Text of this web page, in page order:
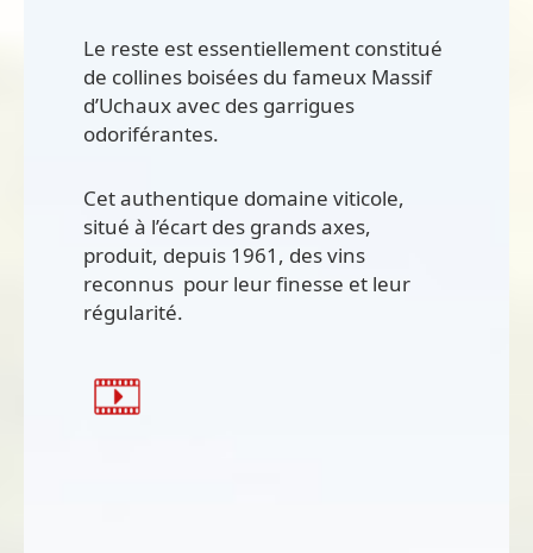
Le reste est essentiellement constitué
de collines boisées du fameux Massif
d’Uchaux avec des garrigues
odoriférantes.
Cet authentique domaine viticole,
situé à l’écart des grands axes,
produit, depuis 1961, des vins
reconnus pour leur finesse et leur
régularité.